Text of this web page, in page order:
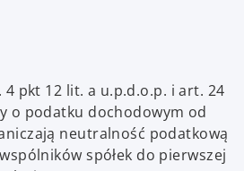
pkt 12 lit. a u.p.d.o.p. i art. 24
o podatku dochodowym od
neutralność podatkową
spółek do pierwszej